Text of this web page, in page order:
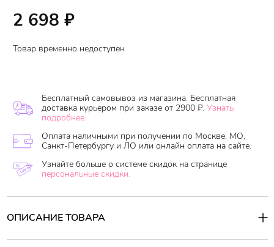
2 698 ₽
Товар временно недоступен
Бесплатный самовывоз из магазина. Бесплатная
доставка курьером при заказе от 2900 ₽. Узнать
подробнее.
Оплата наличными при получении по Москве, МО,
Санкт-Петербургу и ЛО или онлайн оплата на сайте.
Узнайте больше о системе скидок на странице
персональные скидки.
ОПИСАНИЕ ТОВАРА
Восстанавливающий крем с керамидами устраняет сухость,